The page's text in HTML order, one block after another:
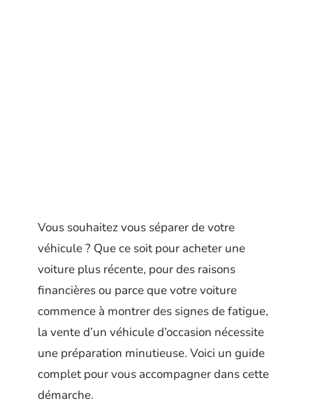
Vous souhaitez vous séparer de votre
véhicule ? Que ce soit pour acheter une
voiture plus récente, pour des raisons
financières ou parce que votre voiture
commence à montrer des signes de fatigue,
la vente d’un véhicule d’occasion nécessite
une préparation minutieuse. Voici un guide
complet pour vous accompagner dans cette
démarche.